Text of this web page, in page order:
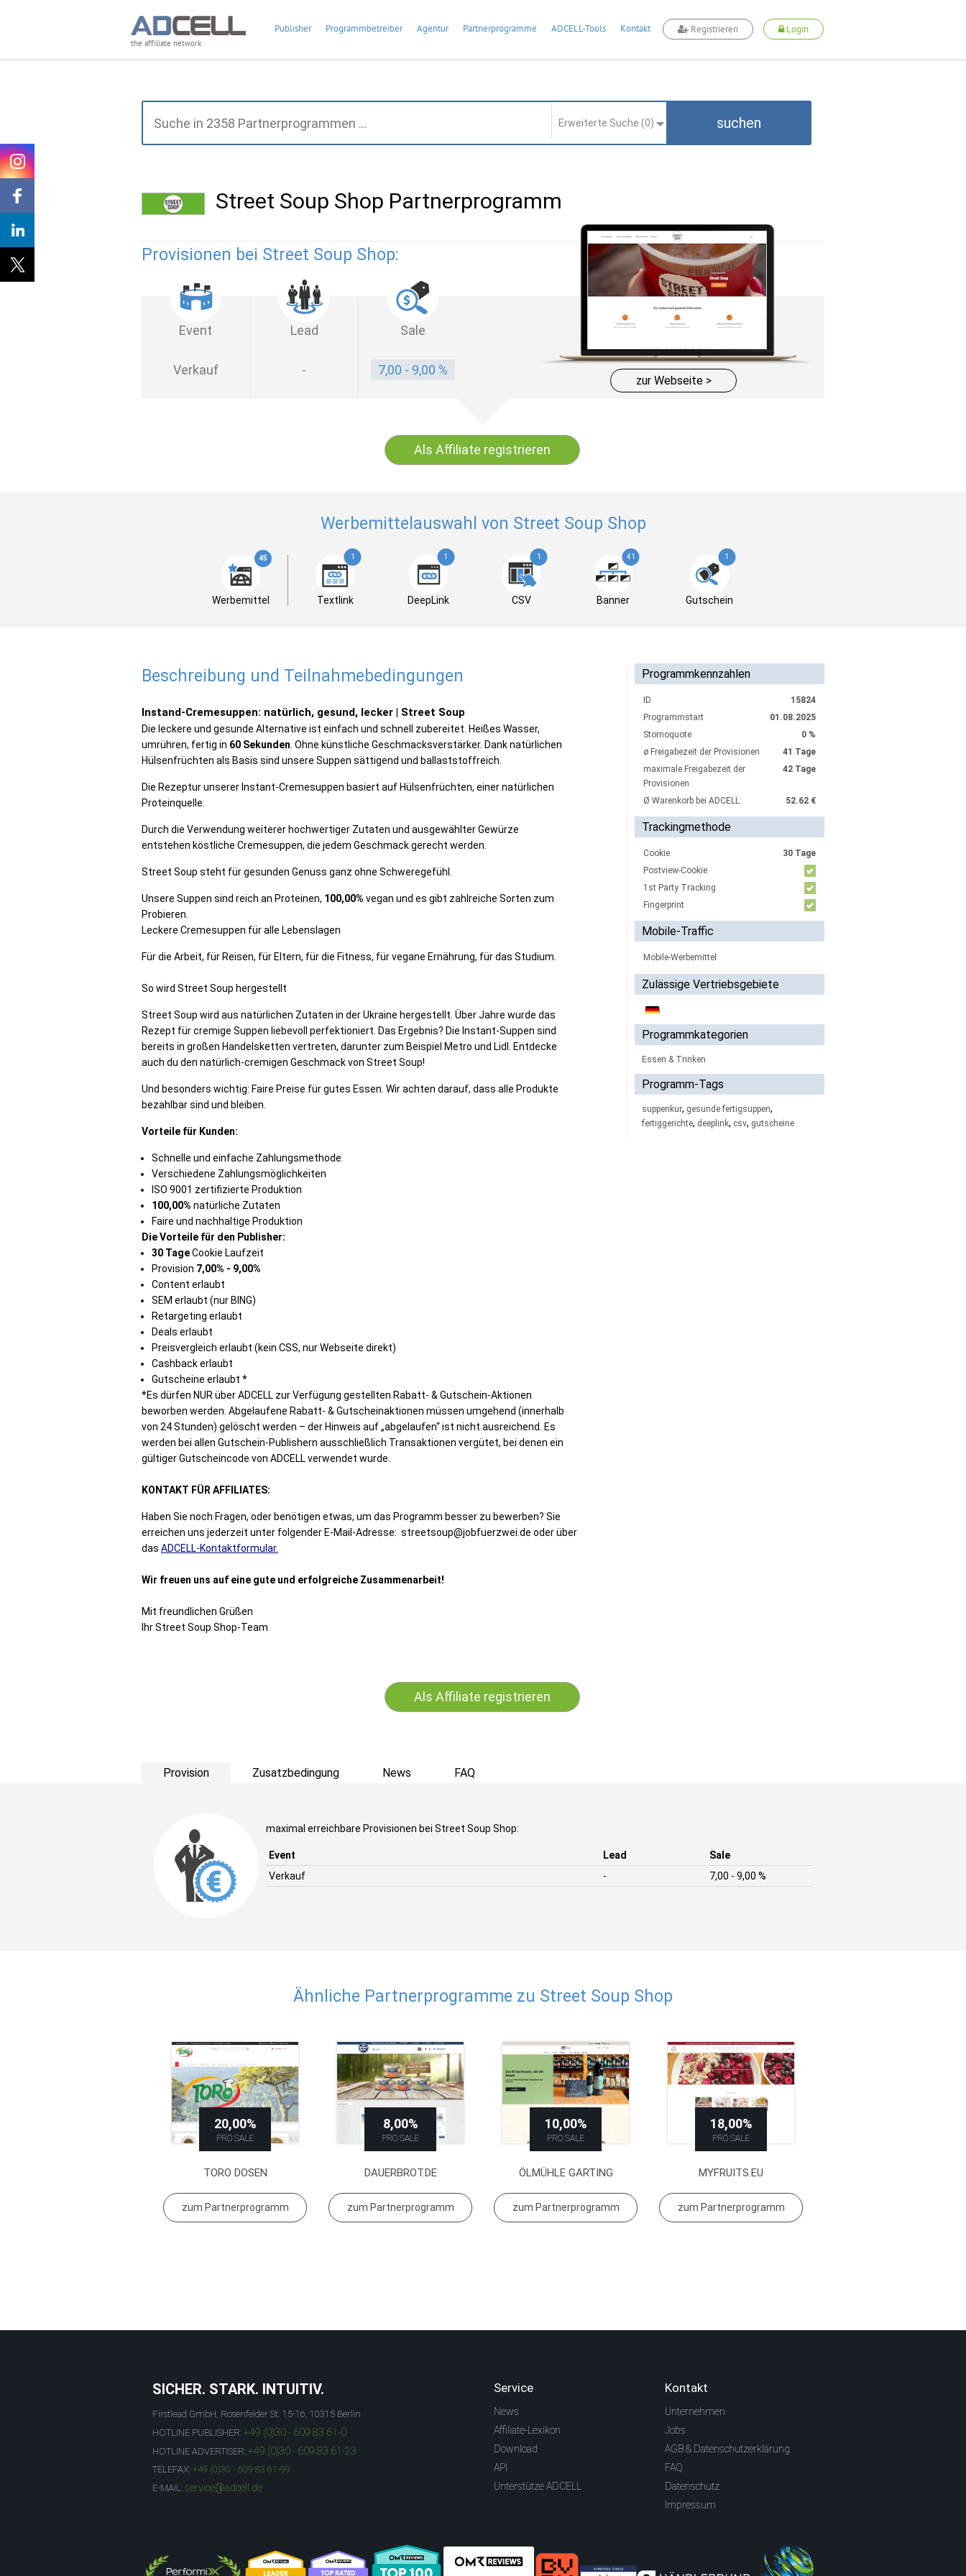
the affiliate network
Publisher Programmbetreiber Agentur Partnerprogramme ADCELL-Tools Kontakt Registrieren Login
Erweiterte Suche (0) suchen
Street Soup Shop Partnerprogramm
Provisionen bei Street Soup Shop:
Event Lead Sale
Verkauf - 7,00 - 9,00 %
zur Webseite >
Als Affiliate registrieren
Werbemittelauswahl von Street Soup Shop
45
Werbemittel
1
Textlink
1
DeepLink
1
CSV
41
Banner
1
Gutschein
Beschreibung und Teilnahmebedingungen
Instand-Cremesuppen: natürlich, gesund, lecker | Street Soup
Die leckere und gesunde Alternative ist einfach und schnell zubereitet. Heißes Wasser,
umrühren, fertig in 60 Sekunden . Ohne künstliche Geschmacksverstärker. Dank natürlichen
Hülsenfrüchten als Basis sind unsere Suppen sättigend und ballaststoffreich.
Die Rezeptur unserer Instant-Cremesuppen basiert auf Hülsenfrüchten, einer natürlichen
Proteinquelle.
Durch die Verwendung weiterer hochwertiger Zutaten und ausgewählter Gewürze
entstehen köstliche Cremesuppen, die jedem Geschmack gerecht werden.
Street Soup steht für gesunden Genuss ganz ohne Schweregefühl.
Unsere Suppen sind reich an Proteinen, 100,00% vegan und es gibt zahlreiche Sorten zum
Probieren.
Leckere Cremesuppen für alle Lebenslagen
Für die Arbeit, für Reisen, für Eltern, für die Fitness, für vegane Ernährung, für das Studium.
So wird Street Soup hergestellt
Street Soup wird aus natürlichen Zutaten in der Ukraine hergestellt. Über Jahre wurde das
Rezept für cremige Suppen liebevoll perfektioniert. Das Ergebnis? Die Instant-Suppen sind
bereits in großen Handelsketten vertreten, darunter zum Beispiel Metro und Lidl. Entdecke
auch du den natürlich-cremigen Geschmack von Street Soup!
Und besonders wichtig: Faire Preise für gutes Essen. Wir achten darauf, dass alle Produkte
bezahlbar sind und bleiben.
Vorteile für Kunden:
Schnelle und einfache Zahlungsmethode
Verschiedene Zahlungsmöglichkeiten
ISO 9001 zertifizierte Produktion
100,00% natürliche Zutaten
Faire und nachhaltige Produktion
Die Vorteile für den Publisher:
30 TageCookie Laufzeit
Provision 7,00% - 9,00%
Content erlaubt
SEM erlaubt (nur BING)
Retargeting erlaubt
Deals erlaubt
Preisvergleich erlaubt (kein CSS, nur Webseite direkt)
Cashback erlaubt
Gutscheine erlaubt *
*Es dürfen NUR über ADCELL zur Verfügung gestellten Rabatt- & Gutschein-Aktionen
beworben werden. Abgelaufene Rabatt- & Gutscheinaktionen müssen umgehend (innerhalb
von 24 Stunden) gelöscht werden – der Hinweis auf „abgelaufen“ ist nicht ausreichend. Es
werden bei allen Gutschein-Publishern ausschließlich Transaktionen vergütet, bei denen ein
gültiger Gutscheincode von ADCELL verwendet wurde.
KONTAKT FÜR AFFILIATES:
Haben Sie noch Fragen, oder benötigen etwas, um das Programm besser zu bewerben? Sie
erreichen uns jederzeit unter folgender E-Mail-Adresse: streetsoup@jobfuerzwei.de oder über
das ADCELL-Kontaktformular.
Wir freuen uns auf eine gute und erfolgreiche Zusammenarbeit!
Mit freundlichen Grüßen
Ihr Street Soup Shop-Team
Programmkennzahlen
ID
15824
Programmstart
01.08.2025
Stornoquote
0 %
ø Freigabezeit der Provisionen
41 Tage
maximale Freigabezeit der
Provisionen
42 Tage
Ø Warenkorb bei ADCELL: 52.62 €
Trackingmethode
Cookie
30 Tage
Postview-Cookie
1st Party Tracking
Fingerprint
Mobile-Traffic
Mobile-Werbemittel
Zulässige Vertriebsgebiete
Programmkategorien
Essen & Trinken
Programm-Tags
suppenkur, gesunde fertigsuppen,
fertiggerichte, deeplink, csv, gutscheine
Als Affiliate registrieren
Provision Zusatzbedingung News FAQ
maximal erreichbare Provisionen bei Street Soup Shop:
Event Lead
Sale
Verkauf
- 7,00 - 9,00 %
Ähnliche Partnerprogramme zu Street Soup Shop
20,00%
PRO SALE
TORO DOSEN
zum Partnerprogramm
8,00%
PRO SALE
DAUERBROT.DE
zum Partnerprogramm
10,00%
PRO SALE
ÖLMÜHLE GARTING
zum Partnerprogramm
18,00%
PRO SALE
MYFRUITS.EU
zum Partnerprogramm
SICHER. STARK. INTUITIV.
Firstlead GmbH, Rosenfelder St. 15-16, 10315 Berlin
HOTLINE PUBLISHER: +49 (0)30 - 609 83 61-0
HOTLINE ADVERTISER: +49 (0)30 - 609 83 61-23
TELEFAX: +49 (0)30 - 609 83 61-99
E-MAIL: service@adcell.de
Service
News
Affiliate-Lexikon
Download
API
Unterstütze ADCELL
Kontakt
Unternehmen
Jobs
AGB & Datenschutzerklärung
FAQ
Datenschutz
Impressum